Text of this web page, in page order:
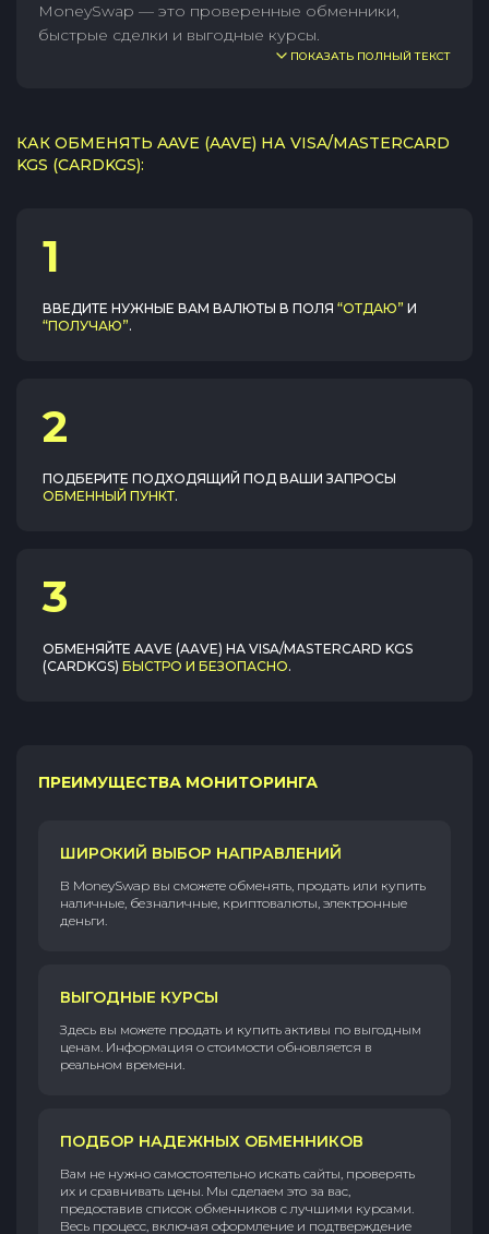
MoneySwap — это проверенные обменники,
быстрые сделки и выгодные курсы.
ПОКАЗАТЬ ПОЛНЫЙ ТЕКСТ
КАК ОБМЕНЯТЬ AAVE (AAVE) НА VISA/MASTERCARD
KGS (CARDKGS):
1
ВВЕДИТЕ НУЖНЫЕ ВАМ ВАЛЮТЫ В ПОЛЯ “ОТДАЮ” И
“ПОЛУЧАЮ”.
2
ПОДБЕРИТЕ ПОДХОДЯЩИЙ ПОД ВАШИ ЗАПРОСЫ
ОБМЕННЫЙ ПУНКТ.
3
ОБМЕНЯЙТЕ AAVE (AAVE) НА VISA/MASTERCARD KGS
(CARDKGS) БЫСТРО И БЕЗОПАСНО.
ПРЕИМУЩЕСТВА МОНИТОРИНГА
ШИРОКИЙ ВЫБОР НАПРАВЛЕНИЙ
В MoneySwap вы сможете обменять, продать или купить
наличные, безналичные, криптовалюты, электронные
деньги.
ВЫГОДНЫЕ КУРСЫ
Здесь вы можете продать и купить активы по выгодным
ценам. Информация о стоимости обновляется в
реальном времени.
ПОДБОР НАДЕЖНЫХ ОБМЕННИКОВ
Вам не нужно самостоятельно искать сайты, проверять
их и сравнивать цены. Мы сделаем это за вас,
предоставив список обменников с лучшими курсами.
Весь процесс, включая оформление и подтверждение